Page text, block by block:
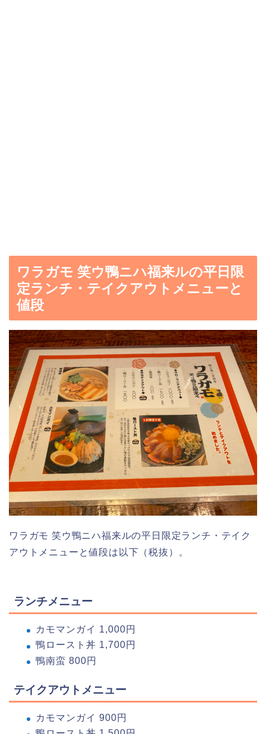
ワラガモ 笑ウ鴨ニハ福来ルの平日限
定ランチ・テイクアウトメニューと
値段
ワラガモ 笑ウ鴨ニハ福来ルの平日限定ランチ・テイク
アウトメニューと値段は以下（税抜）。
ランチメニュー
カモマンガイ 1,000円
鴨ロースト丼 1,700円
鴨南蛮 800円
テイクアウトメニュー
カモマンガイ 900円